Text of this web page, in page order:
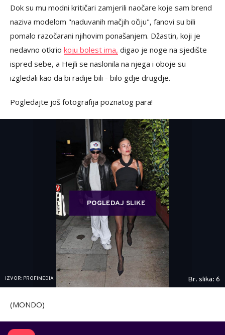
Dok su mu modni kritičari zamjerili naočare koje sam brend
naziva modelom "naduvanih mačjih očiju", fanovi su bili
pomalo razočarani njihovim ponašanjem. Džastin, koji je
nedavno otkrio koju bolest ima, digao je noge na sjedište
ispred sebe, a Hejli se naslonila na njega i oboje su
izgledali kao da bi radije bili - bilo gdje drugdje.
Pogledajte još fotografija poznatog para!
POGLEDAJ SLIKE
IZVOR: PROFIMEDIA Br. slika: 6
(MONDO)